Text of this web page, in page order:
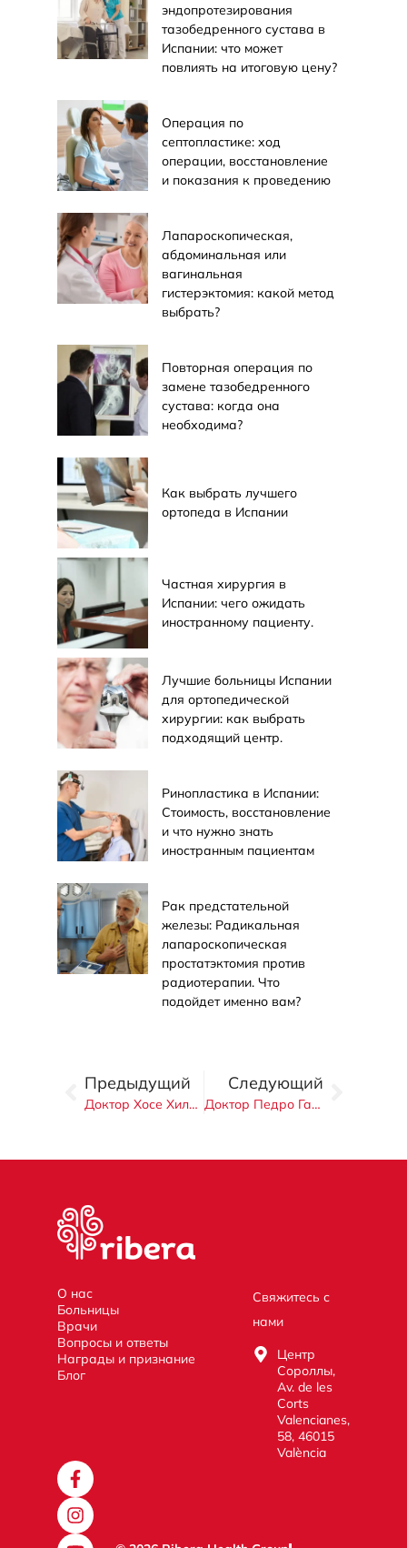
эндопротезирования
тазобедренного сустава в
Испании: что может
повлиять на итоговую цену?
Операция по
септопластике: ход
операции, восстановление
и показания к проведению
Лапароскопическая,
абдоминальная или
вагинальная
гистерэктомия: какой метод
выбрать?
Повторная операция по
замене тазобедренного
сустава: когда она
необходима?
Как выбрать лучшего
ортопеда в Испании
Частная хирургия в
Испании: чего ожидать
иностранному пациенту.
Лучшие больницы Испании
для ортопедической
хирургии: как выбрать
подходящий центр.
Ринопластика в Испании:
Стоимость, восстановление
и что нужно знать
иностранным пациентам
Рак предстательной
железы: Радикальная
лапароскопическая
простатэктомия против
радиотерапии. Что
подойдет именно вам?
Предыдущий
Доктор Хосе Хиль Мартинес
Следующий
Доктор Педро Галиндо Фернандес
О нас
Больницы
Врачи
Вопросы и ответы
Награды и признание
Блог
Свяжитесь с
нами
Центр
Сороллы,
Av. de les
Corts
Valencianes,
58, 46015
València